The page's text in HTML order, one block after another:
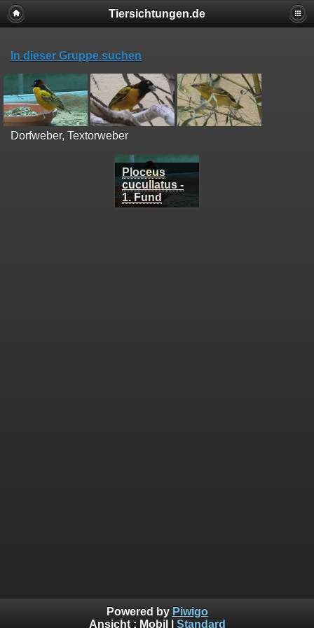
Tiersichtungen.de
In dieser Gruppe suchen
Dorfweber, Textorweber
Ploceus
cucullatus -
1. Fund
Powered by Piwigo
Ansicht : Mobil Standard